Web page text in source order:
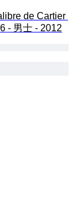
de Cartier
- 男士 - 2012